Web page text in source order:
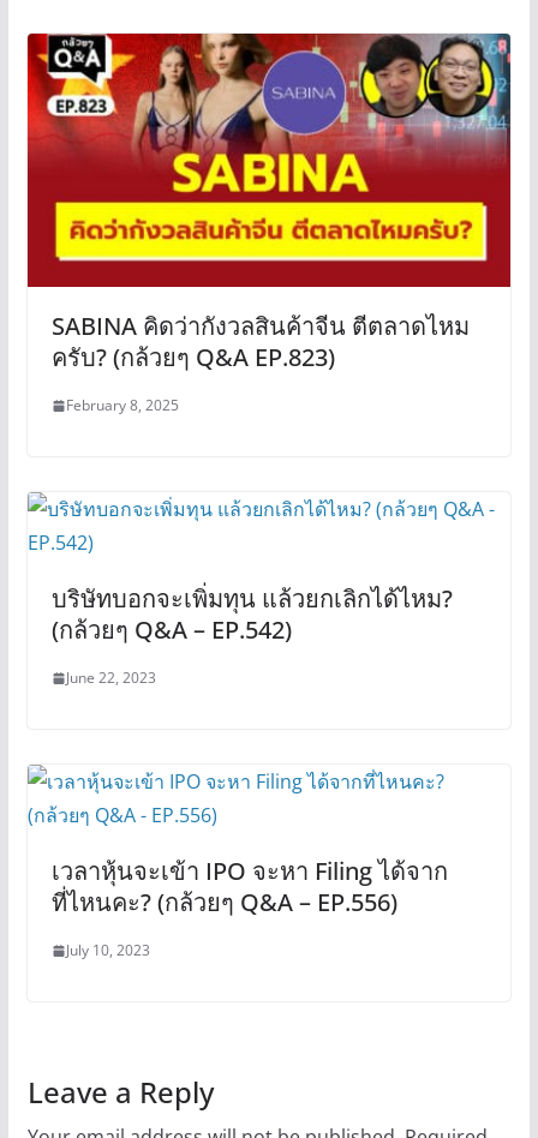
SABINA คิดว่ากังวลสินค้าจีน ตีตลาดไหม
ครับ? (กล้วยๆ Q&A EP.823)
February 8, 2025
บริษัทบอกจะเพิ่มทุน แล้วยกเลิกได้ไหม?
(กล้วยๆ Q&A – EP.542)
June 22, 2023
เวลาหุ้นจะเข้า IPO จะหา Filing ได้จาก
ที่ไหนคะ? (กล้วยๆ Q&A – EP.556)
July 10, 2023
Leave a Reply